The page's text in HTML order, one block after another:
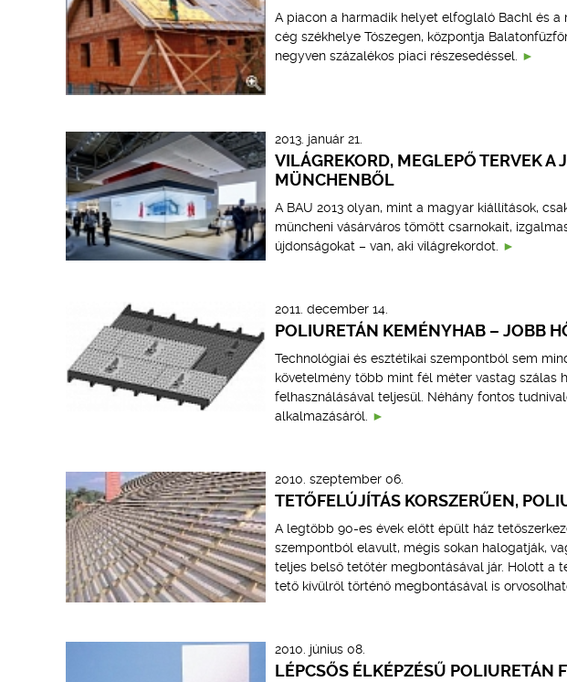
A piacon a harmadik helyet elfoglaló Bachl és
cég székhelye Tószegen, központja
negyven százalékos piaci részesedéssel.
2013. január 21.
VILÁGREKORD, MEGLEPŐ TERVEK
MÜNCHENBŐL
A BAU 2013 olyan, mint a magyar kiállítások,
müncheni vásárváros tömött csarnokait,
újdonságokat – van, aki világrekordot.
2011. december 14.
POLIURETÁN KEMÉNYHAB – JOBB
Technológiai és esztétikai szempontból sem
követelmény több mint fél méter vastag szálas
felhasználásával teljesül. Néhány fontos
alkalmazásáról.
2010. szeptember 06.
TETŐFELÚJÍTÁS KORSZERŰEN,
A legtöbb 90-es évek előtt épült ház
szempontból elavult, mégis sokan halogatják,
teljes belső tetőtér megbontásával jár. Holott a
tető kívülről történő megbontásával is
2010. június 08.
LÉPCSŐS ÉLKÉPZÉSŰ POLIURETÁN